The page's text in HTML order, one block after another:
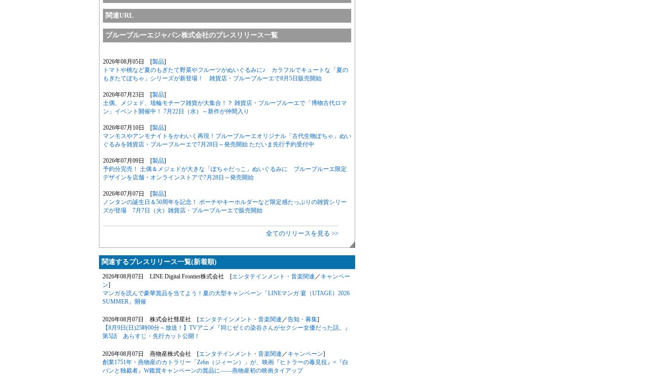
関連URL
ブルーブルーエジャパン株式会社のプレスリリース一覧
2026年08月05日 [製品]
トマトや桃など夏のもぎたて野菜やフルーツがぬいぐるみに♪ カラフルでキュートな「夏の
もぎたてぽちゃ」シリーズが新登場！ 雑貨店・ブルーブルーエで8月5日販売開始
2026年07月23日 [製品]
土偶、メジェド、埴輪モチーフ雑貨が大集合！？ 雑貨店・ブルーブルーエで「博物古代ロマ
ン」イベント開催中！ 7月22日（水）～新作が仲間入り
2026年07月10日 [製品]
マンモスやアンモナイトをかわいく再現！ブルーブルーエオリジナル「古代生物ぽちゃ」ぬい
ぐるみを雑貨店・ブルーブルーエで7月28日～発売開始 ただいま先行予約受付中
2026年07月09日 [製品]
予約分完売！ 土偶＆メジェドが大きな「ぽちゃだっこ」ぬいぐるみに ブルーブルーエ限定
デザインを店舗・オンラインストアで7月28日～発売開始
2026年07月07日 [製品]
ノンタンの誕生日＆50周年を記念！ ポーチやキーホルダーなど限定感たっぷりの雑貨シリー
ズが登場 7月7日（火）雑貨店・ブルーブルーエで販売開始
全てのリリースを見る >>
関連するプレスリリース一覧(新着順)
2026年08月07日 LINE Digital Frontier株式会社 [エンタテインメント・音楽関連 ／ キャンペー
ン]
マンガを読んで豪華賞品を当てよう！夏の大型キャンペーン「LINEマンガ 宴（UTAGE）2026
SUMMER」開催
2026年08月07日 株式会社彗星社 [エンタテインメント・音楽関連 ／告知・募集]
【8月9日(日)25時00分～放送！】TVアニメ『同じゼミの染谷さんがセクシー女優だった話。』
第5話 あらすじ・先行カット公開！
2026年08月07日 燕物産株式会社 [エンタテインメント・音楽関連 ／ キャンペーン]
創業1751年・燕物産のカトラリー「Zehn（ジィーン）」が、映画『ヒトラーの毒見役』×『白
パンと独裁者』W鑑賞キャンペーンの賞品に――燕物産初の映画タイアップ